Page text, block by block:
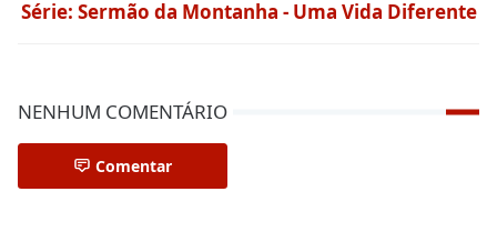
Série: Sermão da Montanha - Uma Vida Diferente
NENHUM COMENTÁRIO
Comentar